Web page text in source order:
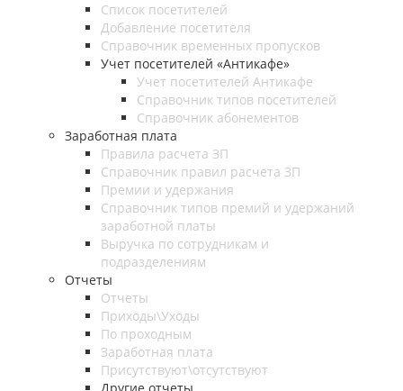
Список посетителей
Добавление посетителя
Справочник временных пропусков
Учет посетителей «Антикафе»
Учет посетителей Антикафе
Справочник типов посетителей
Справочник абонементов
Заработная плата
Правила расчета ЗП
Справочник правил расчета ЗП
Премии и удержания
Справочник типов премий и удержаний
заработной платы
Выручка по сотрудникам и
подразделениям
Отчеты
Отчеты
Приходы\Уходы
По проходным
Заработная плата
Присутствуют\отсутствуют